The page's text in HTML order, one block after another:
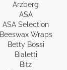
Arzberg
ASA
ASA Selection
Beeswax Wraps
Betty Bossi
Bialetti
Bitz